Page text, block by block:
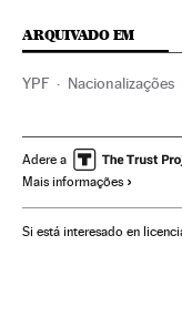
ARQUIVADO EM
YPF Nacionalizações
América Latina
Matérias-primas
Adere a
Mais informações
Si está interesado en